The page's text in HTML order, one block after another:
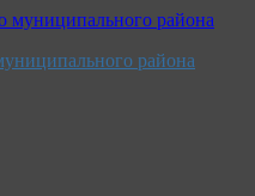
района